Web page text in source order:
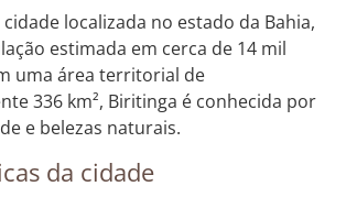
localizada no estado da Bahia,
estimada em cerca de 14 mil
uma área territorial de
336 km², Biritinga é conhecida por
e belezas naturais.
da cidade